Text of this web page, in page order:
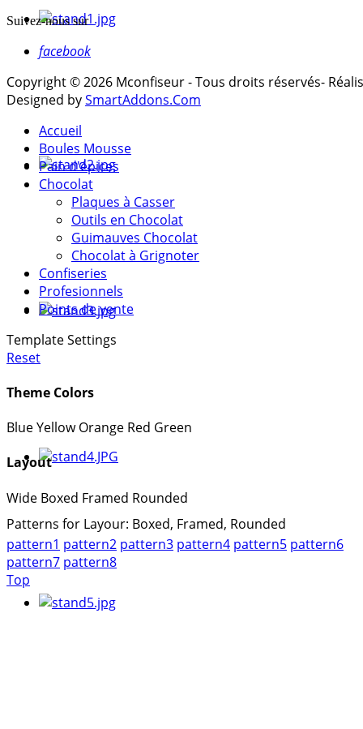
Suivez-nous sur
facebook
Copyright © 2026 Mconfiseur - Tous droits réservés-
Designed bySmartAddons.Com
Accueil
Boules Mousse
Pain d'épices
Chocolat
Plaques à Casser
Outils en Chocolat
Guimauves Chocolat
Chocolat à Grignoter
Confiseries
Profesionnels
Points de vente
Template Settings
Reset
Theme Colors
BlueYellow Orange Red Green
Layout
Wide Boxed Framed Rounded
Patterns for Layour: Boxed, Framed, Rounded
pattern1 pattern2 pattern3 pattern4 pattern5 pattern6
pattern7 pattern8
Top